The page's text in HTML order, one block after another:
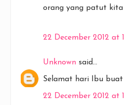
orang yang patut kita
22 December 2012 at
Unknown said...
Selamat hari Ibu
22 December 2012 at